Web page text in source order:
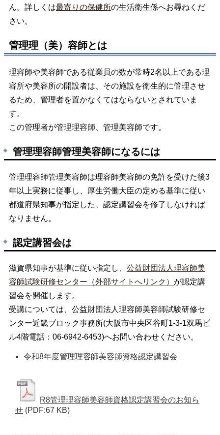
ん。詳しくは最寄りの保健所の生活衛生係へお尋ねくだ
さい。
管理理（美）容師とは
理容師や美容師である従業員の数が常時2名以上である理
容所や美容所の開設者は、その施設を衛生的に管理させ
るため、管理者を置かなくてはならないとされていま
す。
この管理者が管理理容師、管理美容師です。
管理理容師管理美容師になるには
管理理容師管理美容師は理容師美容師の免許を受けた後3
年以上実務に従事し、厚生労働大臣の定める基準に従い
都道府県知事が指定した、認定講習会を修了しなければ
なりません。
認定講習会は
滋賀県知事が基準に従い指定し、 公益財団法人理容師美
容師試験研修センター（外部サイトへリンク） が認定講
習会を開催します。
受講については、公益財団法人理容師美容師試験研修セ
ンター近畿ブロック事務所(大阪市中央区谷町1-3-1双馬ビ
ル4階電話：06-6942-6453)へお問い合わせください。
令和8年度管理理容師美容師資格認定講習会
R8管理理容師美容師資格認定講習会のお知ら
せ (PDF:67 KB)